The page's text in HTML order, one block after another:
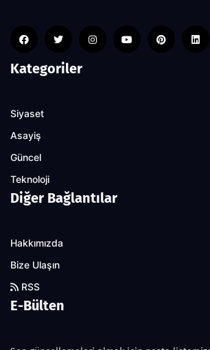
Kategoriler
Siyaset
Asayiş
Güncel
Teknoloji
Diğer Bağlantılar
Hakkımızda
Bize Ulaşın
RSS
E-Bülten